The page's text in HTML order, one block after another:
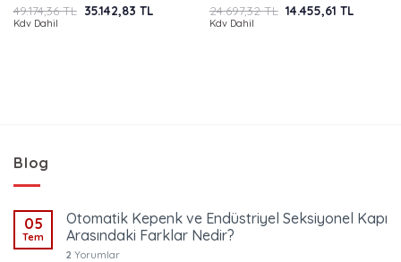
5 üzerinden
5.00oy
49.174,36TL Orijinal
35.142,83 TL
Kdv Dahil
5 üzerinden
5.00oy
24.697,32TL Orijinal
14.455,61 TL
Kdv Dahil
Blog
05
Tem
Otomatik Kepenk ve Endüstriyel Seksiyonel Kapı
Arasındaki Farklar Nedir?
2 Yorumlar